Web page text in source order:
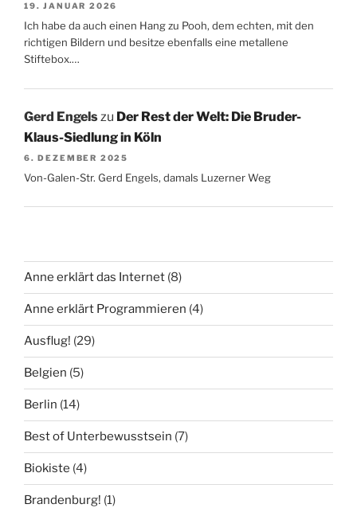
19. JANUAR 2026
Ich habe da auch einen Hang zu Pooh, dem echten, mit den
richtigen Bildern und besitze ebenfalls eine metallene
Stiftebox.…
Gerd Engelszu Der Rest der Welt: Die Bruder-
Klaus-Siedlung in Köln
6. DEZEMBER 2025
Von-Galen-Str. Gerd Engels, damals Luzerner Weg
Anne erklärt das Internet (8)
Anne erklärt Programmieren (4)
Ausflug! (29)
Belgien (5)
Berlin (14)
Best of Unterbewusstsein (7)
Biokiste (4)
Brandenburg! (1)